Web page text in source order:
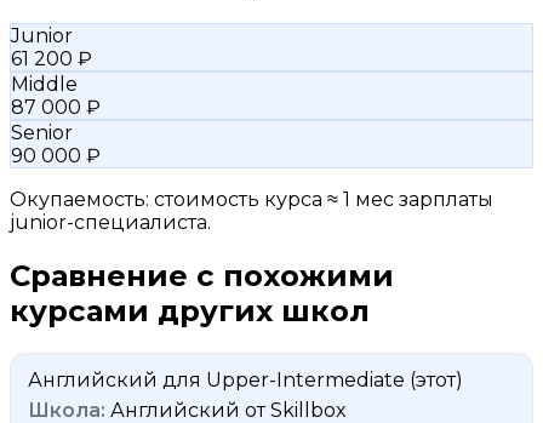
Junior
61 200 ₽
Middle
87 000 ₽
Senior
90 000 ₽
Окупаемость: стоимость курса ≈ 1 мес зарплаты
junior-специалиста.
Сравнение с похожими
курсами других школ
Английский для Upper-Intermediate (этот)
Английский от Skillbox